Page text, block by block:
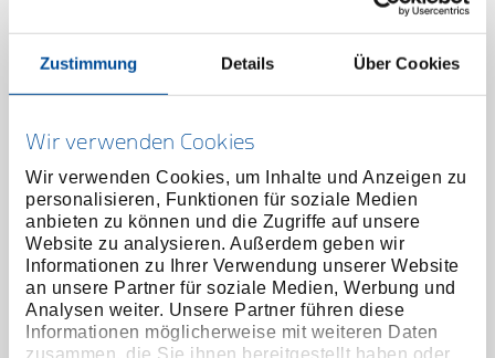
Zustimmung Details Über Cookies
Wir verwenden Cookies
Wir verwenden Cookies, um Inhalte und Anzeigen zu
personalisieren, Funktionen für soziale Medien
anbieten zu können und die Zugriffe auf unsere
Website zu analysieren. Außerdem geben wir
Informationen zu Ihrer Verwendung unserer Website
an unsere Partner für soziale Medien, Werbung und
Analysen weiter. Unsere Partner führen diese
Informationen möglicherweise mit weiteren Daten
zusammen, die Sie ihnen bereitgestellt haben oder
Zentrierring, Ø 54 mm
2353466/ KL-0039-1354
Preis auf Anfrage